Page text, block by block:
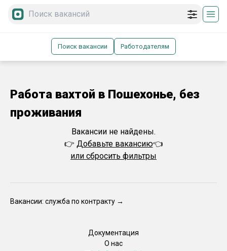
Поиск вакансии Работодателям
Работа вахтой в Пошехонье, без
проживания
Вакансии не найдены.
👉 Добавьте вакансию👈
или сбросить фильтры
Вакансии: служба по контракту →
Документация
О нас